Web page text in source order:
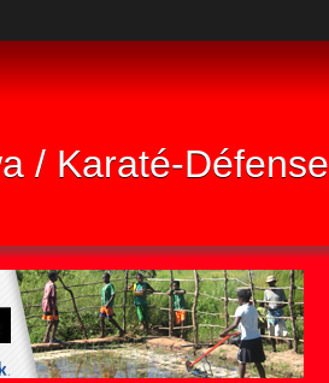
/ Karaté-Défense